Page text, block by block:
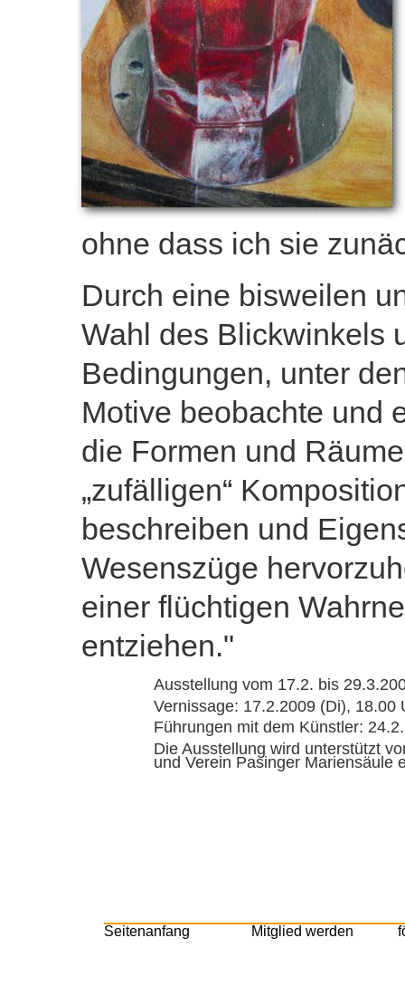
ohne dass ich sie
Durch eine bisweilen
Wahl des Blickwinkels
Bedingungen, unter
Motive beobachte und
die Formen und
„zufälligen“
beschreiben und
Wesenszüge
einer flüchtigen
entziehen."
Ausstellung vom 17.2. bis
Vernissage: 17.2.2009 (Di), 18.00
Führungen mit dem Künstler:
Die Ausstellung wird unterstützt
und Verein Pasinger Mariensäule
Seitenanfang Mitglied werden